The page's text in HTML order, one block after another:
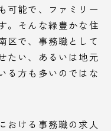
可能で、ファミリー
。そんな緑豊かな住
区で、事務職として
たい、あるいは地元
る方も多いのではな
おける事務職の求人